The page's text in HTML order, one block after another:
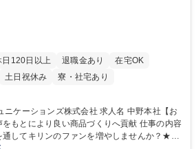
日120日以上 退職金あり
在宅OK
土日祝休み 寮・社宅あり
ンズ株式会社 求人名 中野本社【お
により良い商品づくりへ貢献 仕事の内容
してキリンのファンを増やしませんか？★≫